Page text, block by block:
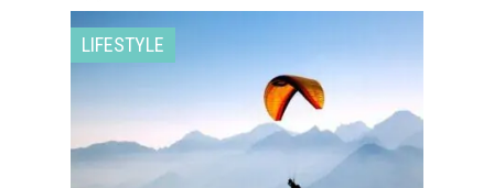
LIFESTYLE